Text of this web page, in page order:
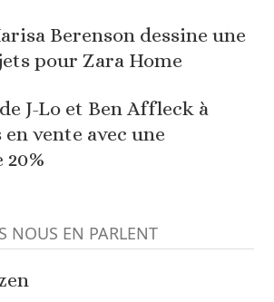
Berenson dessine une
pour Zara Home
J-Lo et Ben Affleck à
vente avec une
NOUS EN PARLENT